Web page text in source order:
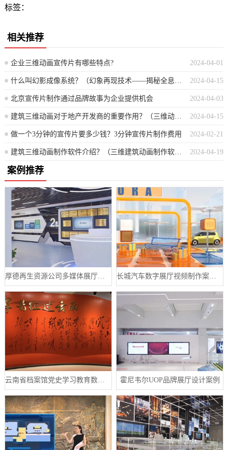
标签：
相关推荐
2024-04-01
企业三维动画宣传片有哪些特点?
2024-04-15
什么叫幻影成像系统？（幻象再现技术——揭秘全息投影的奥妙）
2024-04-03
北京宣传片制作通过品牌故事为企业提供机会
2024-04-15
建筑三维动画对于地产开发商的重要作用？（三维动画在房地产开发中的关键价值）
2024-02-21
做一个3分钟的宣传片要多少钱？3分钟宣传片制作费用
2024-04-19
建筑三维动画制作软件介绍？（三维建筑动画制作软件详解）
案例推荐
厚德再生资源公司多媒体展厅设计案例
云南省档案馆党史学习教育数字展厅案例 霍尼韦尔UOP品牌展厅设计案例